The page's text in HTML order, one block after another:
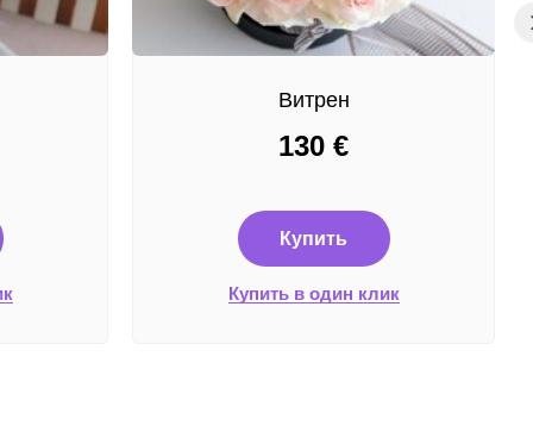
Витрен
130 €
Купить
Купить в один клик